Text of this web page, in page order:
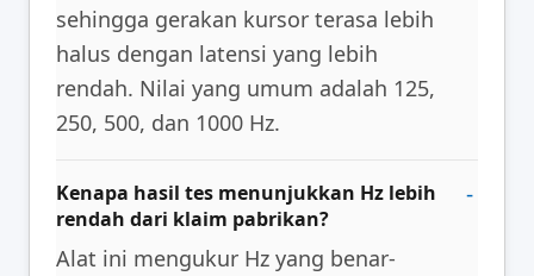
sehingga gerakan kursor terasa lebih
halus dengan latensi yang lebih
rendah. Nilai yang umum adalah 125,
250, 500, dan 1000 Hz.
Kenapa hasil tes menunjukkan Hz lebih
rendah dari klaim pabrikan?
Alat ini mengukur Hz yang benar-